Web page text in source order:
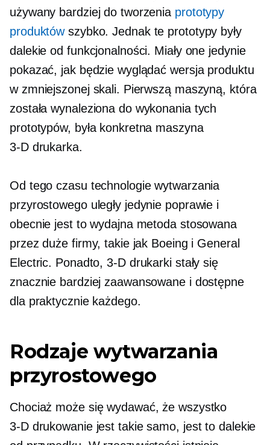
używany bardziej do tworzenia prototypy
produktówszybko. Jednak te prototypy były
dalekie od funkcjonalności. Miały one jedynie
pokazać, jak będzie wyglądać wersja produktu
w zmniejszonej skali. Pierwszą maszyną, która
została wynaleziona do wykonania tych
prototypów, była konkretna maszyna
3-Ddrukarka.
Od tego czasu technologie wytwarzania
przyrostowego uległy jedynie poprawie i
obecnie jest to wydajna metoda stosowana
przez duże firmy, takie jak Boeing i General
Electric. Ponadto,3-Ddrukarki stały się
znacznie bardziej zaawansowane i dostępne
dla praktycznie każdego.
Rodzaje wytwarzania
przyrostowego
Chociaż może się wydawać, że wszystko
3-Ddrukowanie jest takie samo, jest to dalekie